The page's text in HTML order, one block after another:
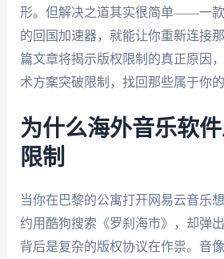
形。但解决之道其实很简单——一
的回国加速器，就能让你重新连接
篇文章将揭示版权限制的真正原因
术方案突破限制，找回那些属于你的
为什么海外音乐软
限制
当你在巴黎的公寓打开网易云音乐
约用酷狗搜索《罗刹海市》，却弹
背后是复杂的版权协议在作祟。音